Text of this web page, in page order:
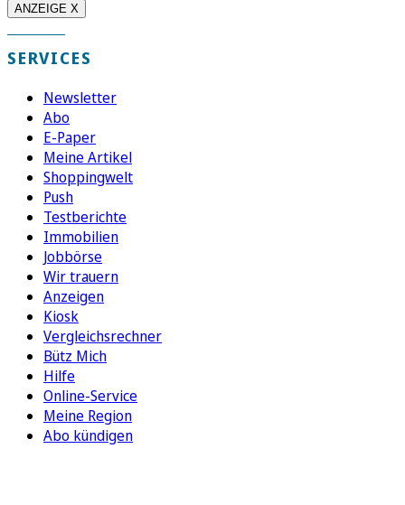
ANZEIGE X
SERVICES
Newsletter
Abo
E-Paper
Meine Artikel
Shoppingwelt
Push
Testberichte
Immobilien
Jobbörse
Wir trauern
Anzeigen
Kiosk
Vergleichsrechner
Bütz Mich
Hilfe
Online-Service
Meine Region
Abo kündigen